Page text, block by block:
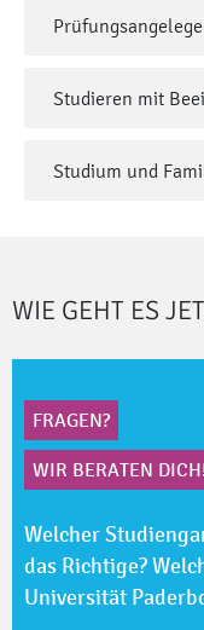
Studieren mit
Studium und
WIE GEHT ES
FRAGEN?
WIR BERATEN
Welcher
das Richtige?
Universität